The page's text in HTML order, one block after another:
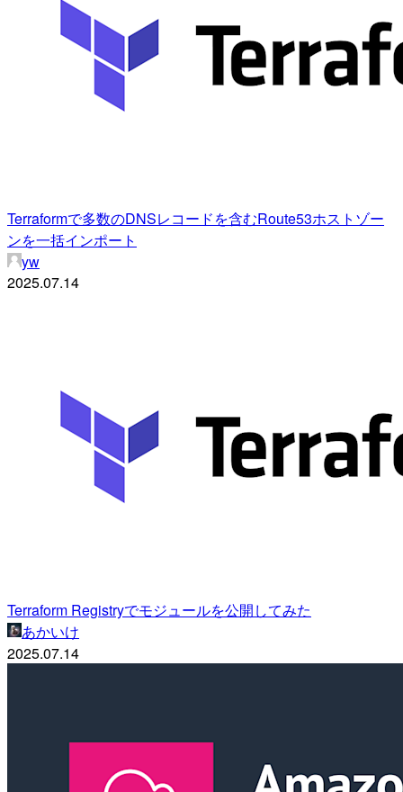
Terraformで多数のDNSレコードを含むRoute53ホストゾー
ンを一括インポート
yw
2025.07.14
Terraform Registryでモジュールを公開してみた
あかいけ
2025.07.14